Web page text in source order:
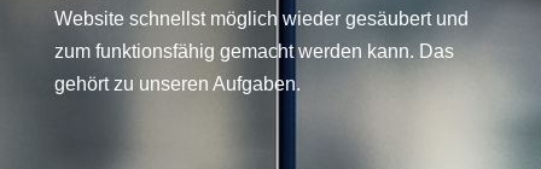
Website schnellst möglich wieder gesäubert und
zum funktionsfähig gemacht werden kann. Das
gehört zu unseren Aufgaben.